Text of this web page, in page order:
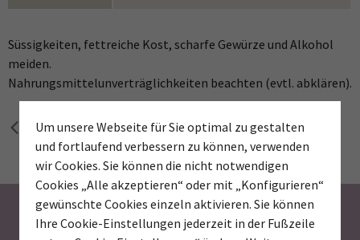
Um unsere Webseite für Sie optimal zu gestalten
und fortlaufend verbessern zu können, verwenden
wir Cookies. Sie können die nicht notwendigen
Cookies „Alle akzeptieren“ oder mit „Konfigurieren“
gewünschte Cookies einzeln aktivieren. Sie können
Ihre Cookie-Einstellungen jederzeit in der Fußzeile
Süssigkeiten, fettreiche Kost, scharfe Gewürze und Alkohol
meiden.
Nahrungsmittelunverträglichkeiten beachten (evtl. abklären).
zurück zur vorherigen Seite
Newsletter abonnieren